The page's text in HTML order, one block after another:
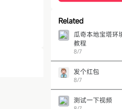
Related
瓜奇本地宝塔环
教程
8/7
发个红包
8/7
测试一下视频